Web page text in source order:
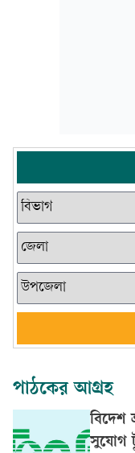
পাঠকের আগ্রহ
বিদেশ
সুযোগ